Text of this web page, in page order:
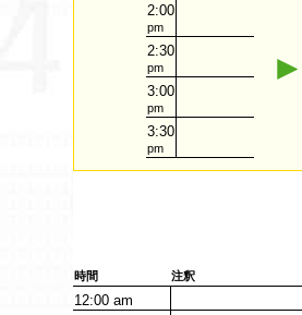
2:00
pm
2:30
pm
3:00
pm
3:30
pm
►
時間 注釈
12:00am